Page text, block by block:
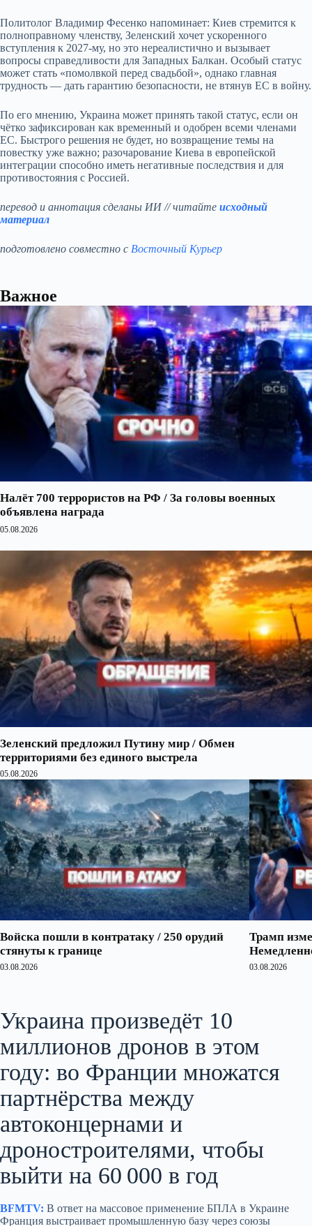
Политолог Владимир Фесенко напоминает: Киев стремится к
полноправному членству, Зеленский хочет ускоренного
вступления к 2027‑му, но это нереалистично и вызывает
вопросы справедливости для Западных Балкан. Особый статус
может стать «помолвкой перед свадьбой», однако главная
трудность — дать гарантию безопасности, не втянув ЕС в войну.
По его мнению, Украина может принять такой статус, если он
чётко зафиксирован как временный и одобрен всеми членами
ЕС. Быстрого решения не будет, но возвращение темы на
повестку уже важно; разочарование Киева в европейской
интеграции способно иметь негативные последствия и для
противостояния с Россией.
перевод и аннотация сделаны ИИ // читайте исходный
материал
подготовлено совместно с Восточный Курьер
Важное
Налёт 700 террористов на РФ / За головы военных
объявлена награда
05.08.2026
Зеленский предложил Путину мир / Обмен
территориями без единого выстрела
05.08.2026
Войска пошли в контратаку / 250 орудий
стянуты к границе
03.08.2026
Трамп
03.08.2026
Украина произведёт 10
миллионов дронов в этом
году: во Франции множатся
партнёрства между
автоконцернами и
дроностроителями, чтобы
выйти на 60 000 в год
BFMTV: В ответ на массовое применение БПЛА в Украине
Франция выстраивает промышленную базу через союзы